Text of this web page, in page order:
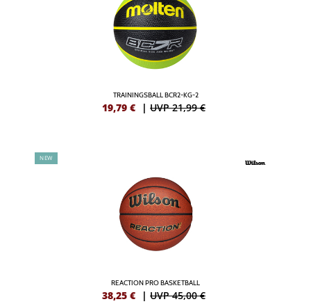
TRAININGSBALL BCR2-KG-2
19,79 € | UVP 21,99 €
NEW
REACTION PRO BASKETBALL
38,25 € | UVP 45,00 €